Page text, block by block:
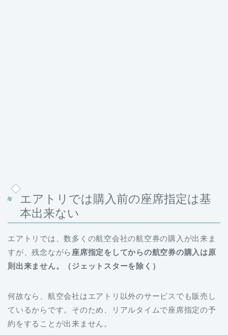
エアトリでは購入前の座席指定は基
本出来ない
エアトリでは、数多くの航空会社の航空券の購入が出来ま
すが、残念ながら 座席指定をしてからの航空券の購入は原
則出来ません。（ジェットスターを除く ）
何故なら、航空会社はエアトリ以外のサービスでも販売し
ているからです。そのため、リアルタイムで座席指定の予
約をすることが出来ません。